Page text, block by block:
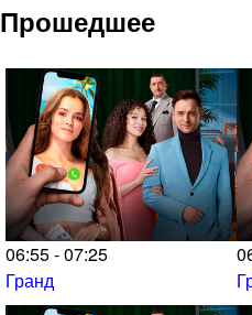
Прошедшее
06:55 - 07:25
Гранд